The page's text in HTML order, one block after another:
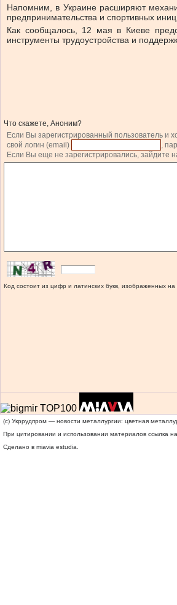
Напомним, в Украине расширяют
предпринимательства и спортивных
Как сообщалось, 12 мая в Киеве
инструменты трудоустройства и
Что скажете, Аноним?
Если Вы зарегистрированный пользователь и
свой логин (email)
,
Если Вы еще не зарегистрировались, зайдите
Код состоит из цифр и латинских букв, изображенных на
(c) Укррудпром — новости металлургии: цветная
При цитировании и использовании материалов ссылка на
Сделано в miavia estudia.